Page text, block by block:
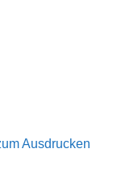
Ausdrucken